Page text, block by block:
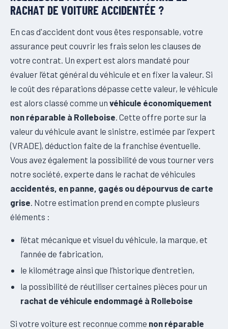
RACHAT DE VOITURE ACCIDENTÉE ?
En cas d'accident dont vous êtes responsable, votre
assurance peut couvrir les frais selon les clauses de
votre contrat. Un expert est alors mandaté pour
évaluer l’état général du véhicule et en fixer la valeur. Si
le coût des réparations dépasse cette valeur, le véhicule
est alors classé comme un véhicule économiquement
non réparable à Rolleboise . Cette offre porte sur la
valeur du véhicule avant le sinistre, estimée par l'expert
(VRADE), déduction faite de la franchise éventuelle.
Vous avez également la possibilité de vous tourner vers
notre société, experte dans le rachat de véhicules
accidentés, en panne, gagés ou dépourvus de carte
grise . Notre estimation prend en compte plusieurs
éléments :
l’état mécanique et visuel du véhicule, la marque, et
l’année de fabrication,
le kilométrage ainsi que l’historique d’entretien,
la possibilité de réutiliser certaines pièces pour un
rachat de véhicule endommagé à Rolleboise
Si votre voiture est reconnue comme non réparable